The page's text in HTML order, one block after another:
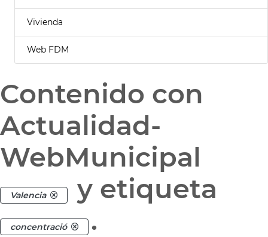
Vivienda
Web FDM
Contenido con
Actualidad-
WebMunicipal
Valencia y etiqueta
concentració .